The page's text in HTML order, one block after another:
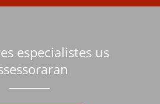
especialistes us